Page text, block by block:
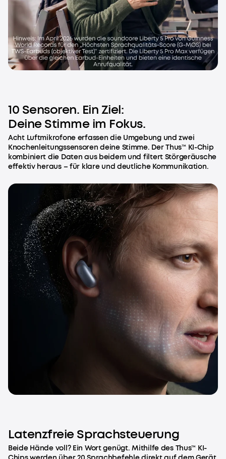
10 Sensoren. Ein Ziel:
Deine Stimme im Fokus.
Acht Luftmikrofone erfassen die Umgebung und zwei
Knochenleitungssensoren deine Stimme. Der Thus™ KI-Chip
kombiniert die Daten aus beidem und filtert Störgeräusche
effektiv heraus – für klare und deutliche Kommunikation.
Latenzfreie Sprachsteuerung
Beide Hände voll? Ein Wort genügt. Mithilfe des Thus™ KI-